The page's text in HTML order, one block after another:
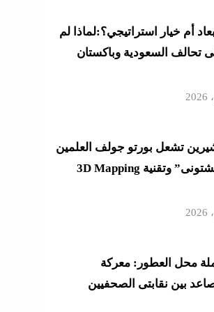
أم خيار استراتيجي؟:لماذا لم
تحالف السعودية وباكستان
تشعل بورتو جولف العلمين
بـ”يالهوى وحشتونى” وتقنية 3D Mapping
محل العطور: معركة
بين نقابتى الصحفيين